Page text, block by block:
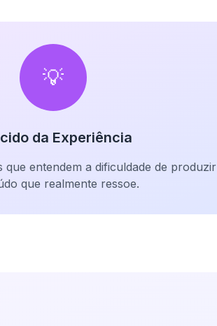
💡
da Experiência
que entendem a dificuldade de produzir
que realmente ressoe.